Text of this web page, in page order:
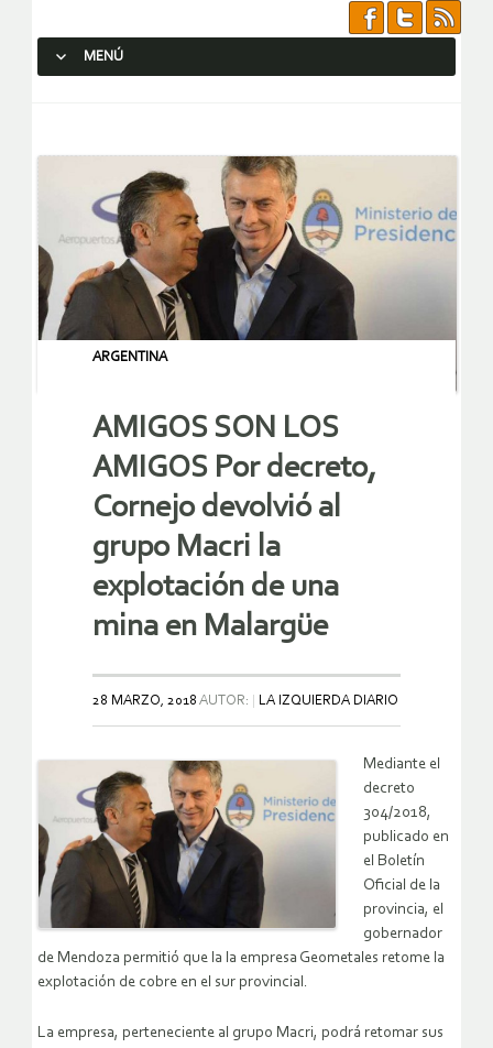
MENÚ
ARGENTINA
AMIGOS SON LOS
AMIGOS Por decreto,
Cornejo devolvió al
grupo Macri la
explotación de una
mina en Malargüe
28 MARZO, 2018 AUTOR: LA IZQUIERDA DIARIO
Mediante el
decreto
304/2018,
publicado en
el Boletín
Oficial de la
provincia, el
gobernador
de Mendoza permitió que la la empresa Geometales retome la
explotación de cobre en el sur provincial.
La empresa, perteneciente al grupo Macri, podrá retomar sus